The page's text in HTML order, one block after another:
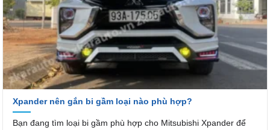
Xpander nên gắn bi gầm loại nào phù hợp?
Bạn đang tìm loại bi gầm phù hợp cho Mitsubishi Xpander để